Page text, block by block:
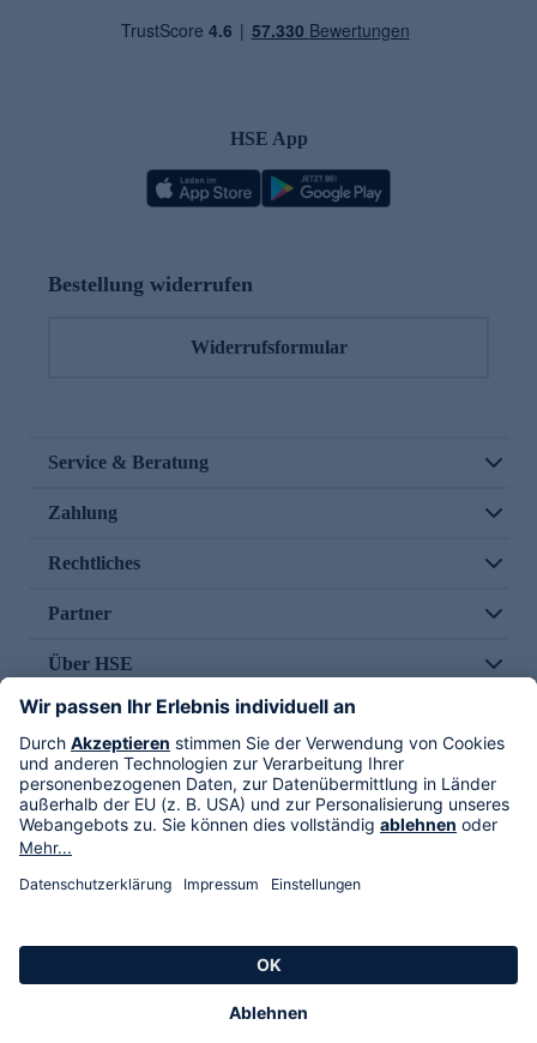
HSE App
Bestellung widerrufen
Widerrufsformular
Service & Beratung
Zahlung
Rechtliches
Partner
Über HSE
Im TV
HSE International